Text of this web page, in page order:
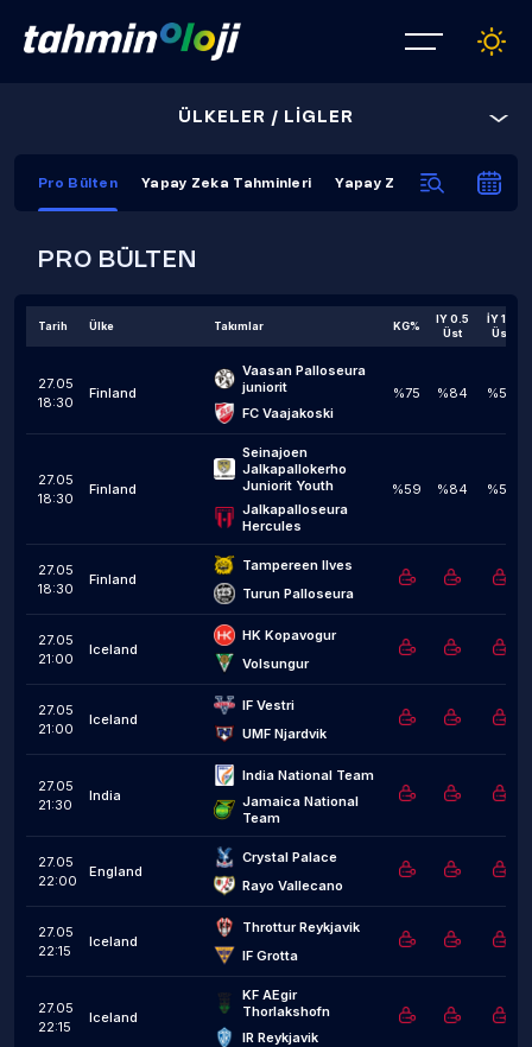
ÜLKELER / LİGLER
Pro Bülten Yapay Zeka Tahminleri Yapay Zeka Kapanış
PRO BÜLTEN
Tarih Ülke Takımlar KG%
IY 0.5
Üst
İY 1,5
Üst
27.05
18:30
Finland
Vaasan Palloseura
juniorit
FC Vaajakoski
%75 %84 %59
27.05
18:30
Finland
Seinajoen
Jalkapallokerho
Juniorit Youth
Jalkapalloseura
Hercules
%59 %84 %59
27.05
18:30
Finland
Tampereen Ilves
Turun Palloseura
27.05
21:00
Iceland
HK Kopavogur
Volsungur
27.05
21:00
Iceland
IF Vestri
UMF Njardvik
27.05
21:30
India
India National Team
Jamaica National
Team
27.05
22:00
England
Crystal Palace
Rayo Vallecano
27.05
22:15
Iceland
Throttur Reykjavik
IF Grotta
27.05
22:15
Iceland
KF AEgir
Thorlakshofn
IR Reykjavik